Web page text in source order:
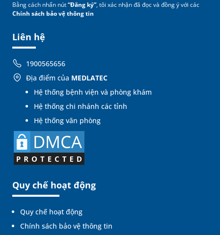
Liên hệ
1900565656
Địa điểm của MEDLATEC
Hệ thống bệnh viện và phòng khám
Hệ thống chi nhánh các tỉnh
Hệ thống văn phòng
Quy chế hoạt động
Quy chế hoạt động
Chính sách bảo vệ thông tin
Bằng cách nhấn nút“Đăng ký”, tôi xác nhận đã đọc và đồng ý với các
Chính sách bảo vệ thông tin